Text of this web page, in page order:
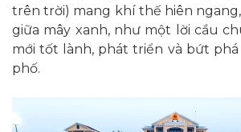
trên trời) mang khí thế hiên
giữa mây xanh, như một lời cầu
mới tốt lành, phát triển và bứt
phố.